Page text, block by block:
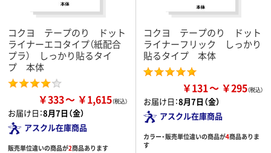
コクヨ テープのり ドット
ライナーエコタイプ（紙配合
プラ） しっかり貼るタイ
プ 本体
￥333 ￥1,615
お届け日：8月7日（金）
アスクル在庫商品
販売単位違いの商品が2商品あります
コクヨ テープのり ドット
ライナーフリック しっかり
貼るタイプ 本体
￥131 ￥295
お届け日：8月7日（金）
アスクル在庫商品
カラー・販売単位違いの商品が4商品ありま
す